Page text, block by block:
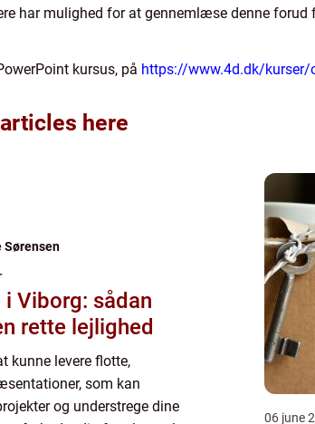
har mulighed for at gennemlæse denne forud
kursus, på https://www.4d.dk/
here
Sørensen
Viborg: sådan
rette lejlighed
kunne levere flotte,
som kan
og understrege dine
06 june